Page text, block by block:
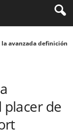
la avanzada definición
placer de